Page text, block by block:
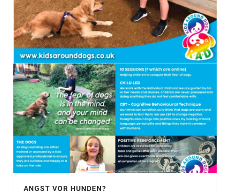
ANGST VOR HUNDEN?